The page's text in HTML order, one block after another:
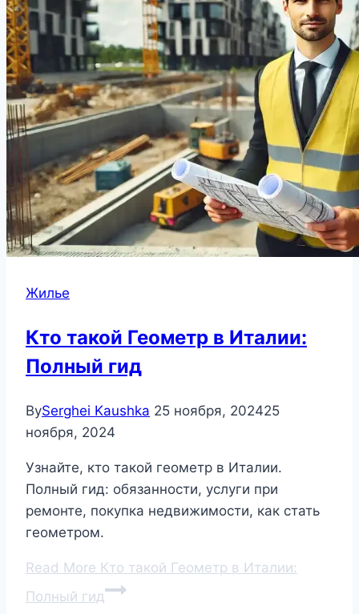
Жилье
Кто такой Геометр в Италии:
Полный гид
BySerghei Kaushka 25 ноября, 202425
ноября, 2024
Узнайте, кто такой геометр в Италии.
Полный гид: обязанности, услуги при
ремонте, покупка недвижимости, как стать
геометром.
Read More Кто такой Геометр в Италии:
Полный гид